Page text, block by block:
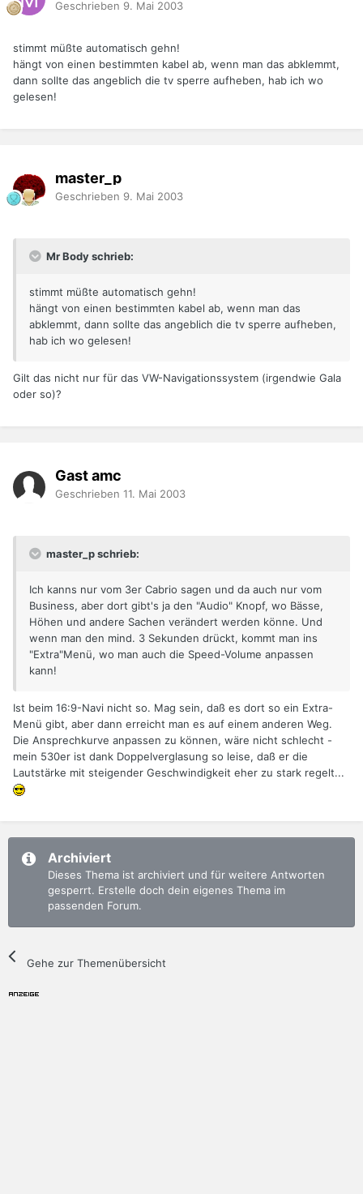
Geschrieben 9. Mai 2003
stimmt müßte automatisch gehn!
hängt von einen bestimmten kabel ab, wenn man das abklemmt,
dann sollte das angeblich die tv sperre aufheben, hab ich wo
gelesen!
master_p
Geschrieben 9. Mai 2003
Mr Body schrieb:
stimmt müßte automatisch gehn!
hängt von einen bestimmten kabel ab, wenn man das
abklemmt, dann sollte das angeblich die tv sperre aufheben,
hab ich wo gelesen!
Gilt das nicht nur für das VW-Navigationssystem (irgendwie Gala
oder so)?
Gast amc
Geschrieben 11. Mai 2003
master_p schrieb:
Ich kanns nur vom 3er Cabrio sagen und da auch nur vom
Business, aber dort gibt's ja den "Audio" Knopf, wo Bässe,
Höhen und andere Sachen verändert werden könne. Und
wenn man den mind. 3 Sekunden drückt, kommt man ins
"Extra"Menü, wo man auch die Speed-Volume anpassen
kann!
Ist beim 16:9-Navi nicht so. Mag sein, daß es dort so ein Extra-
Menü gibt, aber dann erreicht man es auf einem anderen Weg.
Die Ansprechkurve anpassen zu können, wäre nicht schlecht -
mein 530er ist dank Doppelverglasung so leise, daß er die
Lautstärke mit steigender Geschwindigkeit eher zu stark regelt...
Archiviert
Dieses Thema ist archiviert und für weitere Antworten
gesperrt. Erstelle doch dein eigenes Thema im
passenden Forum.
Gehe zur Themenübersicht